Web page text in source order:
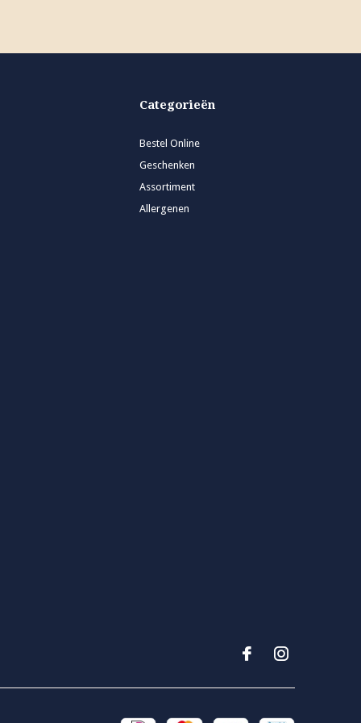
Categorieën
Bestel Online
Geschenken
Assortiment
Allergenen